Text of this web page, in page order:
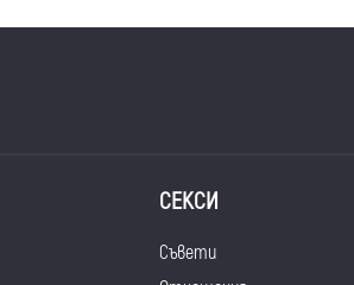
СЕКСИ
Съвети